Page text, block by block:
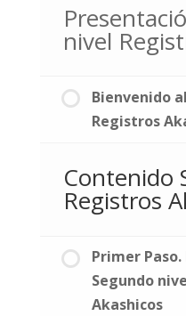
nivel
Bienvenido
Registros
Contenido
Registros
Primer
Segundo
Akashicos